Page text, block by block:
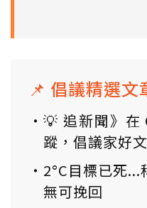
📌 倡議精選文
💡 追新聞》在
蹤，倡議家好
2°C目標已死
無可挽回